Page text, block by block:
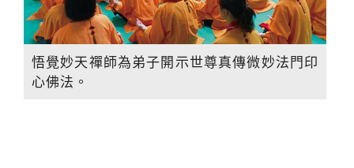
悟覺妙天禪師為弟子開示世尊真傳微妙法門印
心佛法。